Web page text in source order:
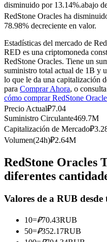
Copiar Trading
Únete a los mejores traders
Disfruta del reparto de
disminuido por 13.14%.abajo
RedStone Oracles ha
78.98% decreciente en valor.
Estadísticas del mercado de
RED es una criptomoneda
RedStone Oracles. Tiene un
suministro total actual de 1B y
lo que le da una capitalización
para Comprar Ahora, o
cómo comprar RedStone
Precio Actual₽7.04
Suministro Circulante469.7M
Capitalización de Mercado₽
Volumen(24h)₽2.64M
RedStone Oracles
diferentes
Valores de a RUB
10=₽70.43RUB
50=₽352.17RUB